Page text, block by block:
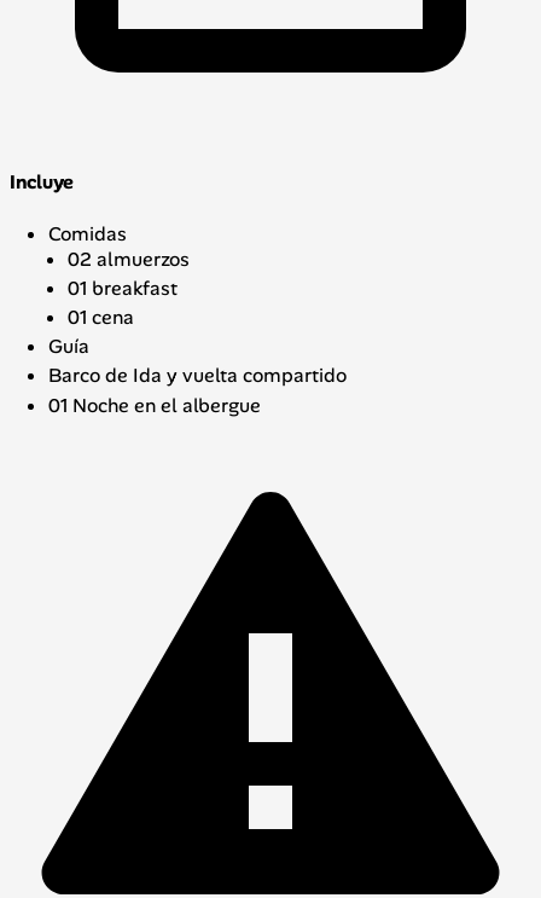
Incluye
Comidas
02 almuerzos
01 breakfast
01 cena
Guía
Barco de Ida y vuelta compartido
01 Noche en el albergue